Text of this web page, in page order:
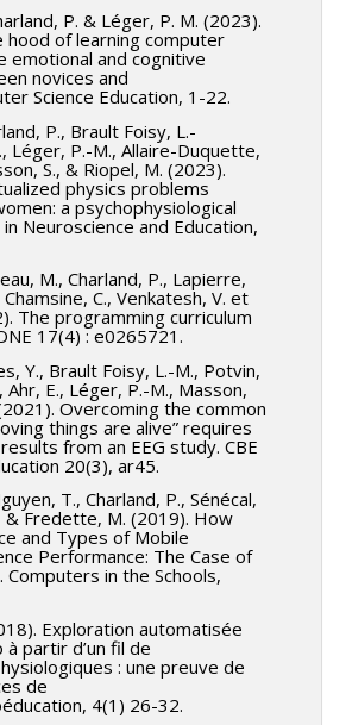
P. & Léger, P. M. (2023).
hood of learning computer
emotional and cognitive
novices and
Science Education, 1-22.
P., Brault Foisy, L.-
Léger, P.-M., Allaire-Duquette,
S., & Riopel, M. (2023).
physics problems
a psychophysiological
Neuroscience and Education,
M., Charland, P., Lapierre,
C., Venkatesh, V. et
The programming curriculum
17(4) : e0265721.
Y., Brault Foisy, L.-M., Potvin,
Ahr, E., Léger, P.-M., Masson,
Overcoming the common
things are alive” requires
from an EEG study. CBE
20(3), ar45.
T., Charland, P., Sénécal,
& Fredette, M. (2019). How
and Types of Mobile
Performance: The Case of
Computers in the Schools,
Exploration automatisée
partir d’un fil de
: une preuve de
de
4(1) 26-32.